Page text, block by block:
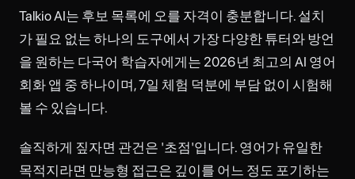
Talkio AI는 후보 목록에 오를 자격이 충분합니다. 설치
가 필요 없는 하나의 도구에서 가장 다양한 튜터와 방언
을 원하는 다국어 학습자에게는 2026년 최고의 AI 영어
회화 앱 중 하나이며, 7일 체험 덕분에 부담 없이 시험해
볼 수 있습니다.
솔직하게 짚자면 관건은 '초점'입니다. 영어가 유일한
목적지라면 만능형 접근은 깊이를 어느 정도 포기하는